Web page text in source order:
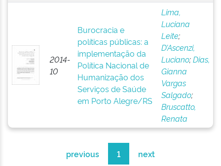
2014-
10
Burocracia e
políticas públicas: a
implementação da
Política Nacional de
Humanização dos
Serviços de Saúde
em Porto Alegre/RS
Lima,
Luciana
Leite;
D’Ascenzi,
Luciano;Dias,
Gianna
Vargas
Salgado;
Bruscatto,
Renata
previous 1 next